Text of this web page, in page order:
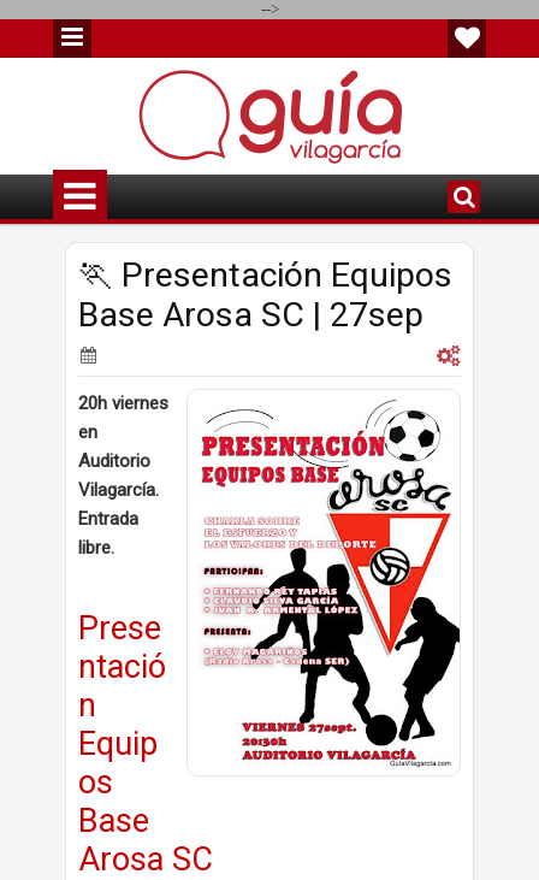
-->
🏃 Presentación Equipos
Base Arosa SC | 27sep
20h viernes
en
Auditorio
Vilagarcía.
Entrada
libre.
Prese
ntació
n
Equip
os
Base
Arosa SC